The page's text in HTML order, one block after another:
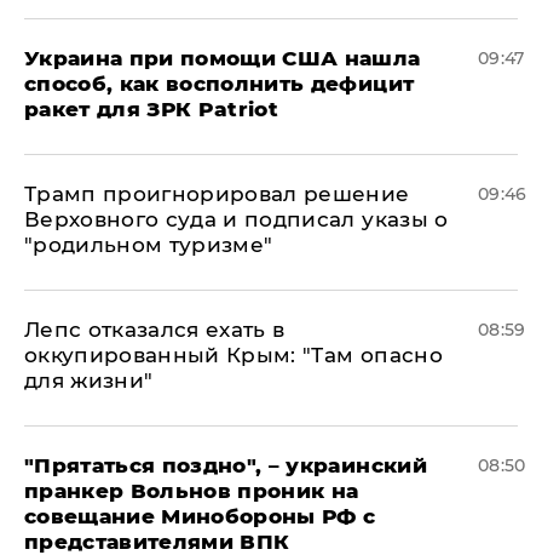
Украина при помощи США нашла
способ, как восполнить дефицит
ракет для ЗРК Patriot
09:47
Трамп проигнорировал решение
Верховного суда и подписал указы о
"родильном туризме"
09:46
Лепс отказался ехать в
оккупированный Крым: "Там опасно
для жизни"
08:59
"Прятаться поздно", – украинский
пранкер Вольнов проник на
совещание Минобороны РФ с
представителями ВПК
08:50